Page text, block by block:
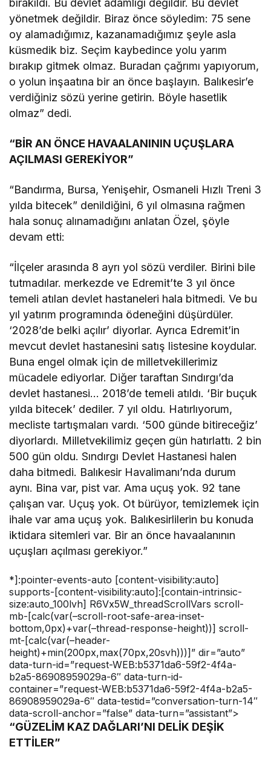
bırakıldı. Bu devlet adamlığı değildir. Bu devlet
yönetmek değildir. Biraz önce söyledim: 75 sene
oy alamadığımız, kazanamadığımız şeyle asla
küsmedik biz. Seçim kaybedince yolu yarım
bırakıp gitmek olmaz. Buradan çağrımı yapıyorum,
o yolun inşaatına bir an önce başlayın. Balıkesir’e
verdiğiniz sözü yerine getirin. Böyle hasetlik
olmaz” dedi.
“BİR AN ÖNCE HAVAALANININ UÇUŞLARA
AÇILMASI GEREKİYOR”
“Bandırma, Bursa, Yenişehir, Osmaneli Hızlı Treni 3
yılda bitecek” denildiğini, 6 yıl olmasına rağmen
hala sonuç alınamadığını anlatan Özel, şöyle
devam etti:
“İlçeler arasında 8 ayrı yol sözü verdiler. Birini bile
tutmadılar. merkezde ve Edremit’te 3 yıl önce
temeli atılan devlet hastaneleri hala bitmedi. Ve bu
yıl yatırım programında ödeneğini düşürdüler.
‘2028’de belki açılır’ diyorlar. Ayrıca Edremit’in
mevcut devlet hastanesini satış listesine koydular.
Buna engel olmak için de milletvekillerimiz
mücadele ediyorlar. Diğer taraftan Sındırgı’da
devlet hastanesi… 2018’de temeli atıldı. ‘Bir buçuk
yılda bitecek’ dediler. 7 yıl oldu. Hatırlıyorum,
mecliste tartışmaları vardı. ‘500 günde bitireceğiz’
diyorlardı. Milletvekilimiz geçen gün hatırlattı. 2 bin
500 gün oldu. Sındırgı Devlet Hastanesi halen
daha bitmedi. Balıkesir Havalimanı’nda durum
aynı. Bina var, pist var. Ama uçuş yok. 92 tane
çalışan var. Uçuş yok. Ot bürüyor, temizlemek için
ihale var ama uçuş yok. Balıkesirlilerin bu konuda
iktidara sitemleri var. Bir an önce havaalanının
uçuşları açılması gerekiyor.”
*]:pointer-events-auto [content-visibility:auto]
supports-[content-visibility:auto]:[contain-intrinsic-
size:auto_100lvh] R6Vx5W_threadScrollVars scroll-
mb-[calc(var(–scroll-root-safe-area-inset-
bottom,0px)+var(–thread-response-height))] scroll-
mt-[calc(var(–header-
height)+min(200px,max(70px,20svh)))]” dir=”auto”
data-turn-id=”request-WEB:b5371da6-59f2-4f4a-
b2a5-86908959029a-6″ data-turn-id-
container=”request-WEB:b5371da6-59f2-4f4a-b2a5-
86908959029a-6″ data-testid=”conversation-turn-14″
data-scroll-anchor=”false” data-turn=”assistant”>
“GÜZELİM KAZ DAĞLARI’NI DELİK DEŞİK
ETTİLER”